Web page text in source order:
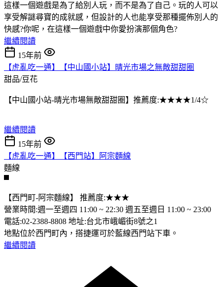
這樣一個遊戲是為了給別人玩，而不是為了自己。玩的人可以
享受解謎尋寶的成就感，但設計的人也能享受那種擺佈別人的
快感?你呢，在這樣一個遊戲中你愛扮演那個角色?
繼續閱讀
15年前
【虎亂吃一通】【中山國小站】晴光市場之無敵甜甜圈
甜品/豆花
【中山國小站-晴光市場無敵甜甜圈】推薦度:★★★★1/4☆
繼續閱讀
15年前
【虎亂吃一通】【西門站】阿宗麵線
麵線
【西門町-阿宗麵線】 推薦度:★★★
營業時間:週一至週四 11:00 ~ 22:30 週五至週日 11:00 ~ 23:00
電話:02-2388-8808 地址:台北市峨嵋街8號之1
地點位於西門町內，搭捷運可於藍線西門站下車。
繼續閱讀